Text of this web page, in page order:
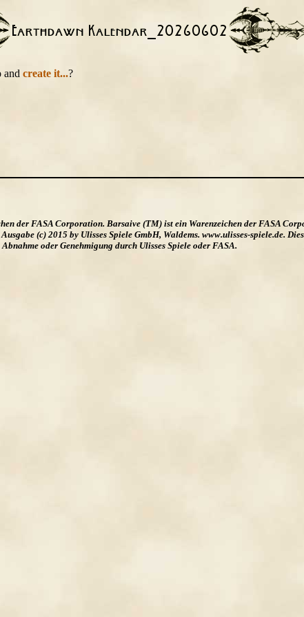
and create it...?
der FASA Corporation. Barsaive (TM) ist ein Warenzeichen der FASA
(c) 2015 by Ulisses Spiele GmbH, Waldems. www.ulisses-spiele.de.
Abnahme oder Genehmigung durch Ulisses Spiele oder FASA.